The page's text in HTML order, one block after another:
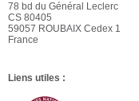
78 bd du Général Leclerc
CS 80405
59057 ROUBAIX Cedex 1
France
Liens utiles :